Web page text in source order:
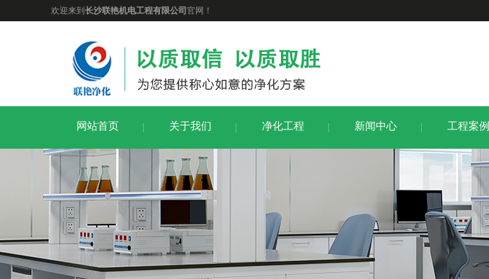
欢迎来到 长沙联艳机电工程有限公司 官网！
网站首页 关于我们 净化工程 新闻中心 工程案例